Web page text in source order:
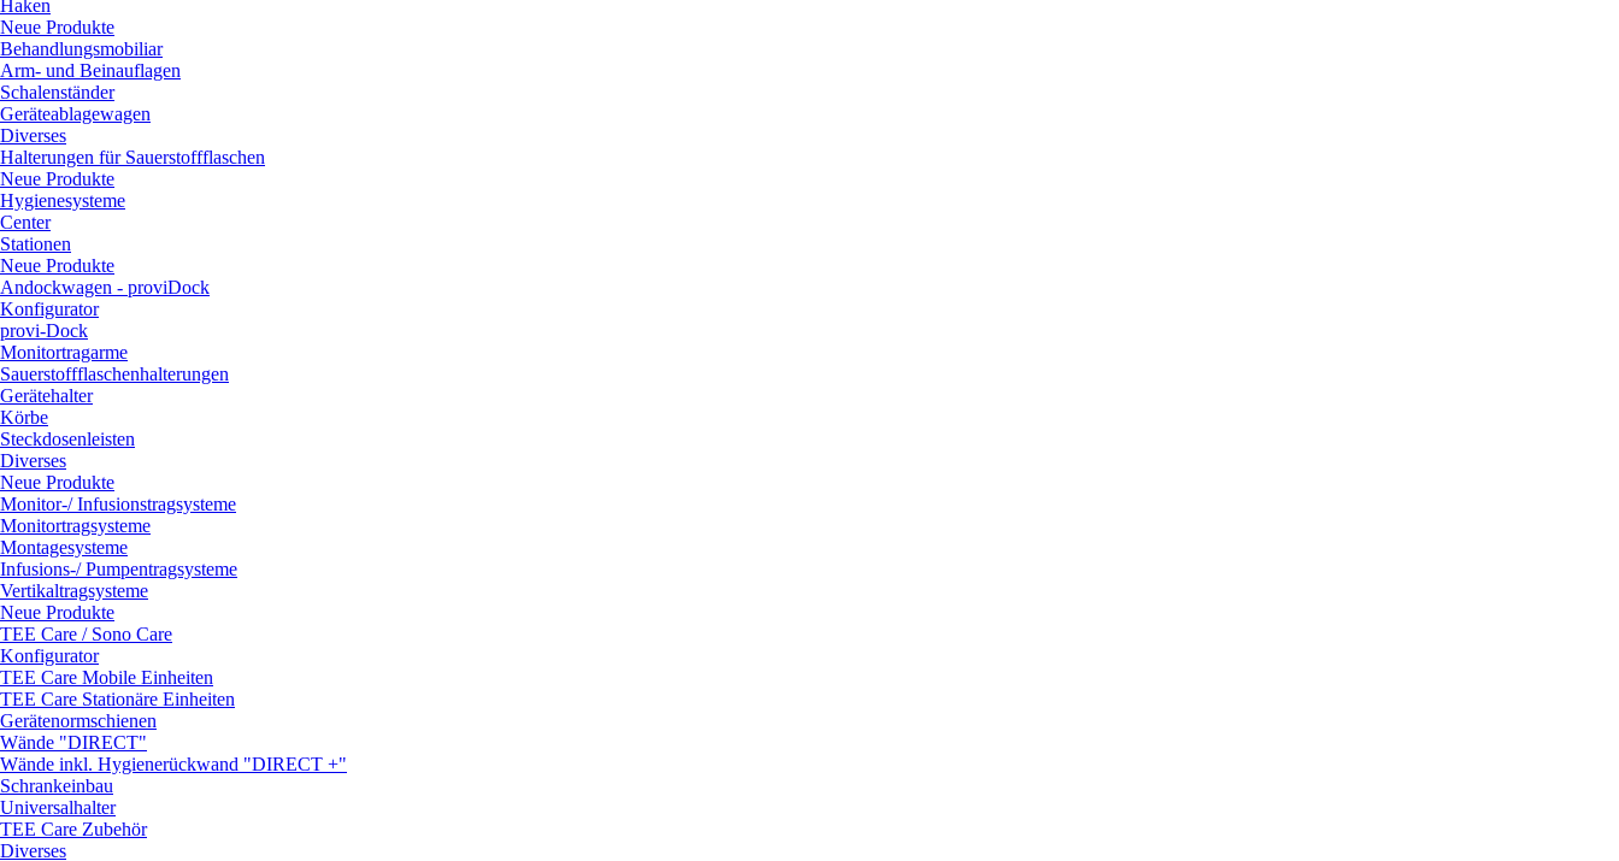
Haken
Neue Produkte
Behandlungsmobiliar
Arm- und Beinauflagen
Schalenständer
Geräteablagewagen
Diverses
Halterungen für Sauerstoffflaschen
Neue Produkte
Hygienesysteme
Center
Stationen
Neue Produkte
Andockwagen - proviDock
Konfigurator
provi-Dock
Monitortragarme
Sauerstoffflaschenhalterungen
Gerätehalter
Körbe
Steckdosenleisten
Diverses
Neue Produkte
Monitor-/ Infusionstragsysteme
Monitortragsysteme
Montagesysteme
Infusions-/ Pumpentragsysteme
Vertikaltragsysteme
Neue Produkte
TEE Care / Sono Care
Konfigurator
TEE Care Mobile Einheiten
TEE Care Stationäre Einheiten
Gerätenormschienen
Wände "DIRECT"
Wände inkl. Hygienerückwand "DIRECT +"
Schrankeinbau
Universalhalter
TEE Care Zubehör
Diverses